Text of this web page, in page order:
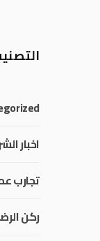
اخبار
تجارب
ركن